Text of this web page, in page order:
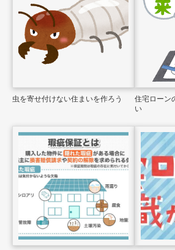
虫を寄せ付けない住まいを作ろう
住宅ローン
い